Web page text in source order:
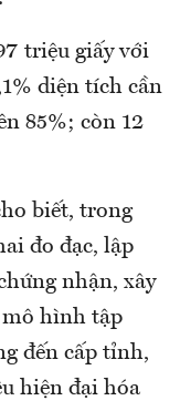
triệu giấy với
diện tích cần
85%; còn 12
biết, trong
đo đạc, lập
nhận, xây
mô hình tập
đến cấp tỉnh,
hiện đại hóa